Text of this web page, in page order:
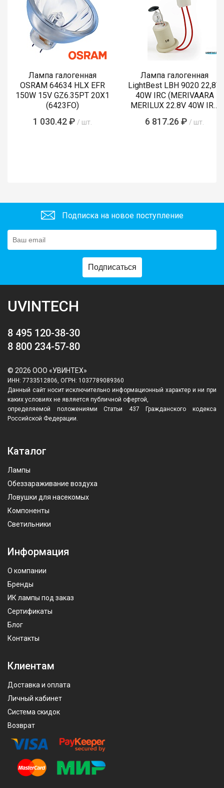
Лампа галогенная
OSRAM 64634 HLX EFR
150W 15V GZ6.35PT 20X1
(6423FO)
1 030.42 ₽ / шт.
Лампа галогенная
LightBest LBH 9020 22,8V
40W IRC (MERIVAARA
MERILUX 22.8V 40W IRC
6 817.26 ₽ / шт.
Подписка на новое поступление
Подписаться
UVINTECH
8 495 120-38-30
8 800 234-57-80
© 2026 ООО «УВИНТЕХ»
ИНН: 7733512806, ОГРН: 1037789089360
Данный сайт носит исключительно информационный характер и ни при
каких условиях не является публичной офертой,
определяемой положениями Статьи 437 Гражданского кодекса
Российской Федерации.
Каталог
Лампы
Обеззараживание воздуха
Ловушки для насекомых
Компоненты
Светильники
Информация
О компании
Бренды
ИК лампы под заказ
Сертификаты
Блог
Контакты
Клиентам
Доставка и оплата
Личный кабинет
Система скидок
Возврат